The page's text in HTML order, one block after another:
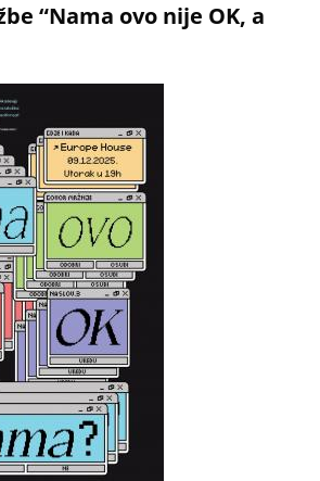
“Nama ovo nije OK, a